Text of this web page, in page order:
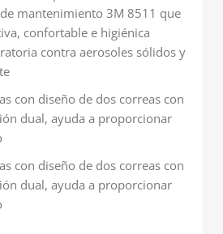
mantenimiento 3M 8511 que
confortable e higiénica
contra aerosoles sólidos y
con diseño de dos correas con
dual, ayuda a proporcionar
con diseño de dos correas con
dual, ayuda a proporcionar